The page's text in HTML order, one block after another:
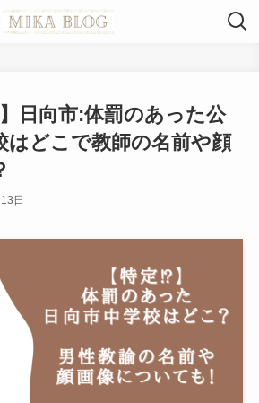
】日向市:体罰のあった公
はどこで教師の名前や顔
日